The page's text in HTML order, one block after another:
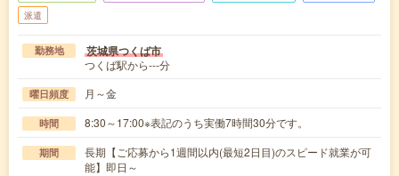
派遣
勤務地 茨城県つくば市
つくば駅から---分
曜日頻度 月～金
時間 8:30～17:00※表記のうち実働7時間30分です。
期間
長期【ご応募から1週間以内(最短2日目)のスピード就業が可
能】即日～